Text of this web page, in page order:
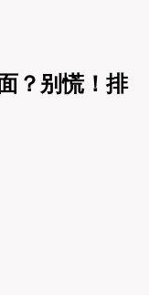
？别慌！排